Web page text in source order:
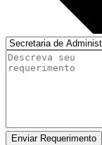
Enviar Requerimento